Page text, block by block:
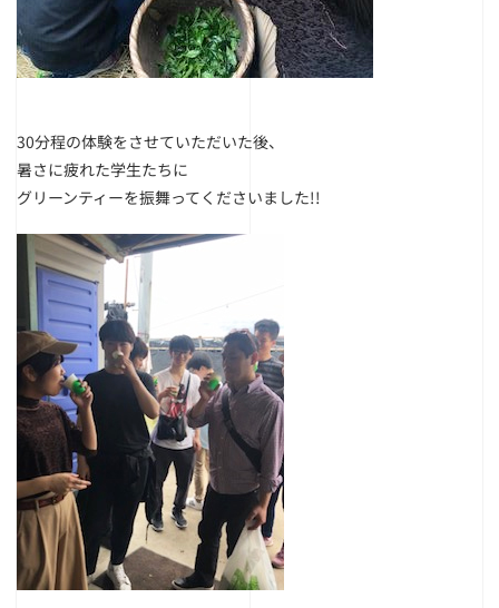
30分程の体験をさせていただいた後、
暑さに疲れた学生たちに
グリーンティーを振舞ってくださいました!!